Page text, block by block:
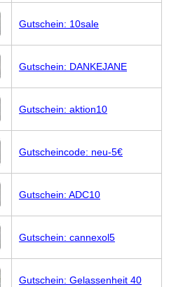
Gutschein: 10sale
Gutschein: DANKEJANE
Gutschein: aktion10
Gutscheincode: neu-5€
Gutschein: ADC10
Gutschein: cannexol5
Gutschein: Gelassenheit 40